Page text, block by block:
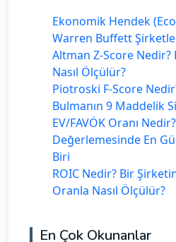
Ekonomik Hendek
Warren Buffett
Altman Z-Score
Nasıl Ölçülür?
Piotroski F-Score
Bulmanın 9 Maddelik
EV/FAVÖK Oranı
Değerlemesinde En
Biri
ROIC Nedir? Bir
Oranla Nasıl Ölçülür?
En Çok Okunanlar